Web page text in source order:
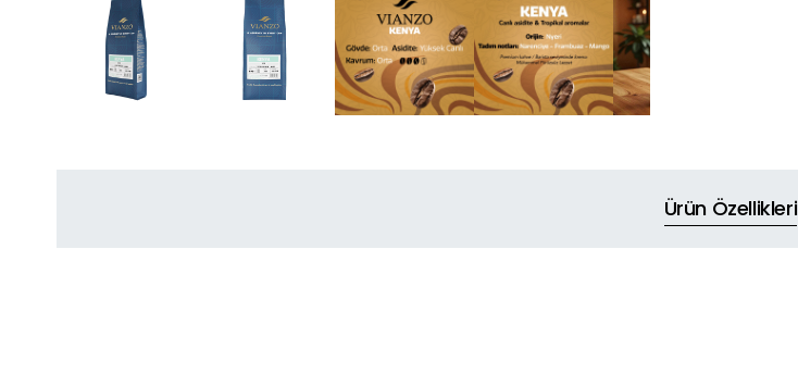
Ürün Özellikleri